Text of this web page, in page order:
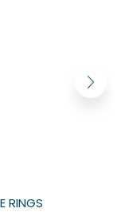
RINGS